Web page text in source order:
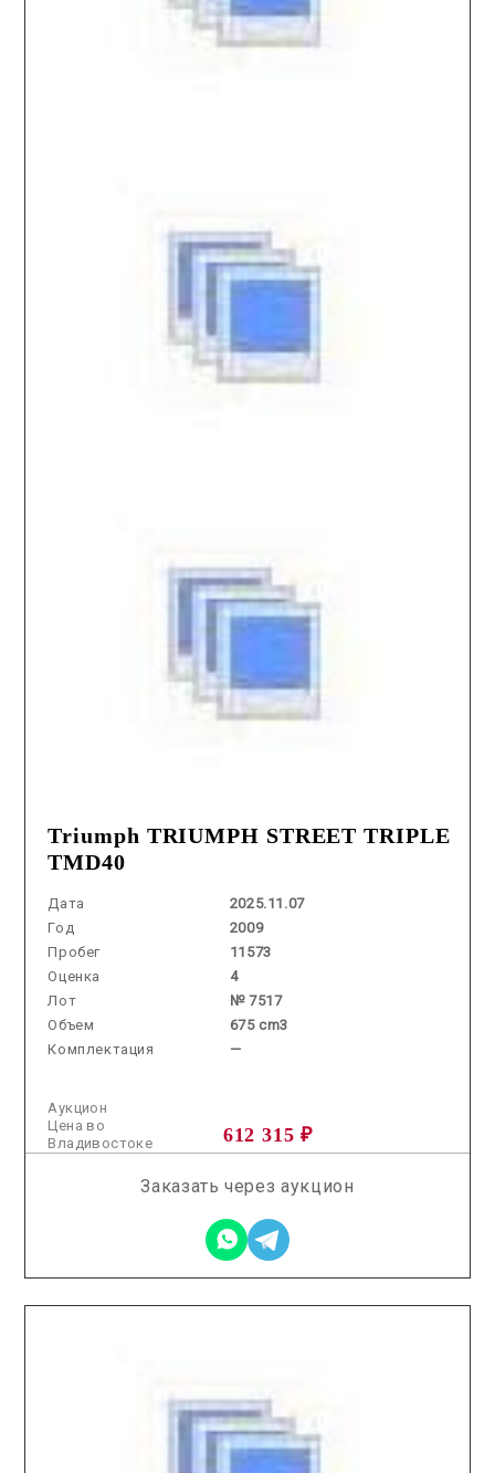
Triumph TRIUMPH STREET TRIPLE
TMD40
Дата
2025.11.07
Год
2009
Пробег
11573
Оценка
4
Лот
№ 7517
Объем
675 cm3
Комплектация
—
Аукцион
612 315 ₽
Цена во
Владивостоке
Заказать через аукцион